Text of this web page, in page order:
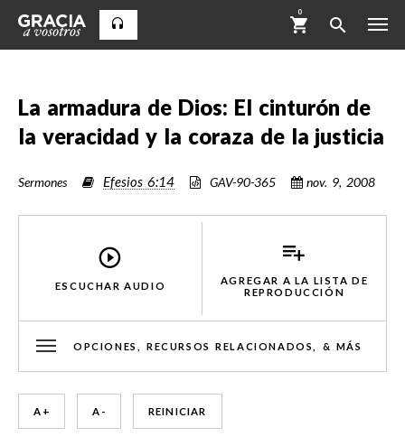
0
La armadura de Dios: El cinturón de
la veracidad y la coraza de la justicia
Sermones Efesios 6:14 GAV-90-365 nov. 9, 2008
ESCUCHAR AUDIO
AGREGAR A LA LISTA DE
REPRODUCCIÓN
OPCIONES, RECURSOS RELACIONADOS, & MÁS
A + A - REINICIAR